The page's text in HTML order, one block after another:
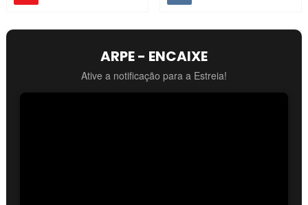
ARPE - ENCAIXE
Ative a notificação para a Estreia!